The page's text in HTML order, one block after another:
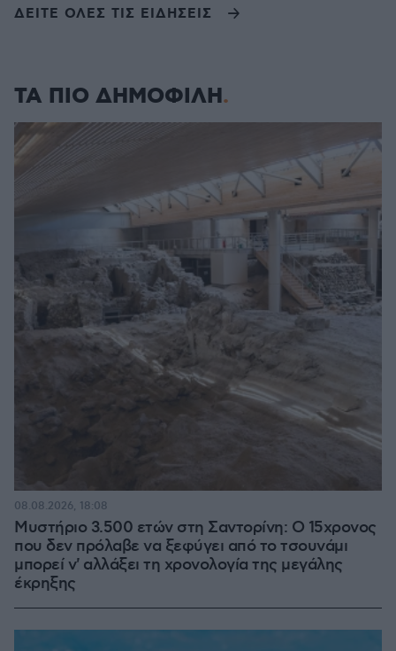
ΔΕΙΤΕ ΟΛΕΣ ΤΙΣ ΕΙΔΗΣΕΙΣ
ΤΑ ΠΙΟ ΔΗΜΟΦΙΛΗ
Μυστήριο 3.500 ετών στη Σαντορίνη: Ο 15χρονος
που δεν πρόλαβε να ξεφύγει από το τσουνάμι
μπορεί ν' αλλάξει τη χρονολογία της μεγάλης
έκρηξης
08.08.2026, 18:08